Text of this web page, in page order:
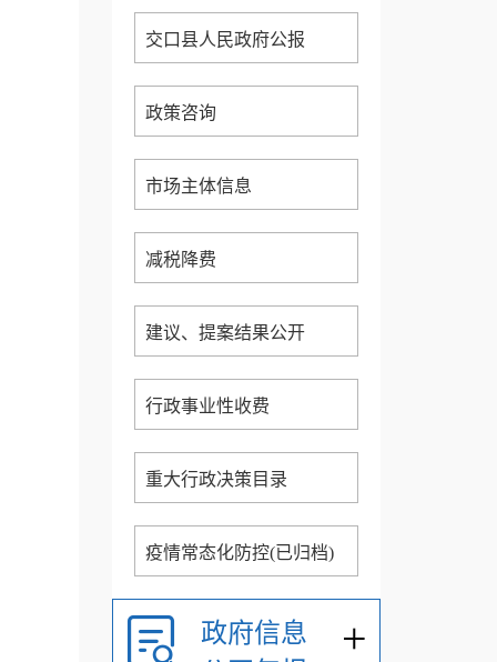
交口县人民政府公报
政策咨询
市场主体信息
减税降费
建议、提案结果公开
行政事业性收费
重大行政决策目录
疫情常态化防控(已归档)
政府信息
+